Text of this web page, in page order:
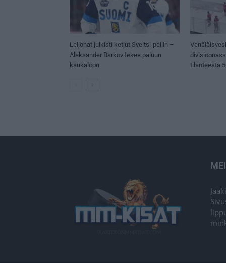
Leijonat julkisti ketjut Sveitsi-peliin –
Aleksander Barkov tekee paluun
kaukaloon
tilanteesta